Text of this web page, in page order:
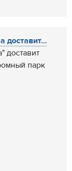
доставит
парк